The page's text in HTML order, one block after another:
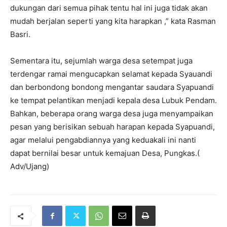
dukungan dari semua pihak tentu hal ini juga tidak akan
mudah berjalan seperti yang kita harapkan ,” kata Rasman
Basri.
Sementara itu, sejumlah warga desa setempat juga
terdengar ramai mengucapkan selamat kepada Syauandi
dan berbondong bondong mengantar saudara Syapuandi
ke tempat pelantikan menjadi kepala desa Lubuk Pendam.
Bahkan, beberapa orang warga desa juga menyampaikan
pesan yang berisikan sebuah harapan kepada Syapuandi,
agar melalui pengabdiannya yang keduakali ini nanti
dapat bernilai besar untuk kemajuan Desa, Pungkas.(
Adv/Ujang)